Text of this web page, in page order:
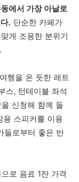
에서 가장 아날로
. 단순한 카페가
게 조용한 분위기
행을 온 듯한 레트
스, 턴테이블 좌석
신청해 함께 들
용 스피커를 이용
들로부터 좋은 반
로 음료 1잔 가격